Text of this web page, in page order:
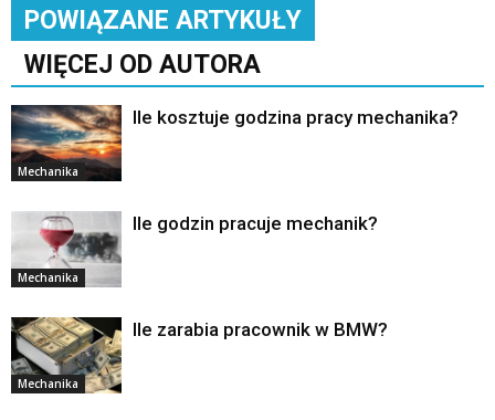
POWIĄZANE ARTYKUŁY
WIĘCEJ OD AUTORA
Mechanika
Ile kosztuje godzina pracy mechanika?
Mechanika
Ile godzin pracuje mechanik?
Mechanika
Ile zarabia pracownik w BMW?